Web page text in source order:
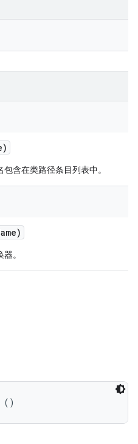
含在类路径条目列表中。
。
()